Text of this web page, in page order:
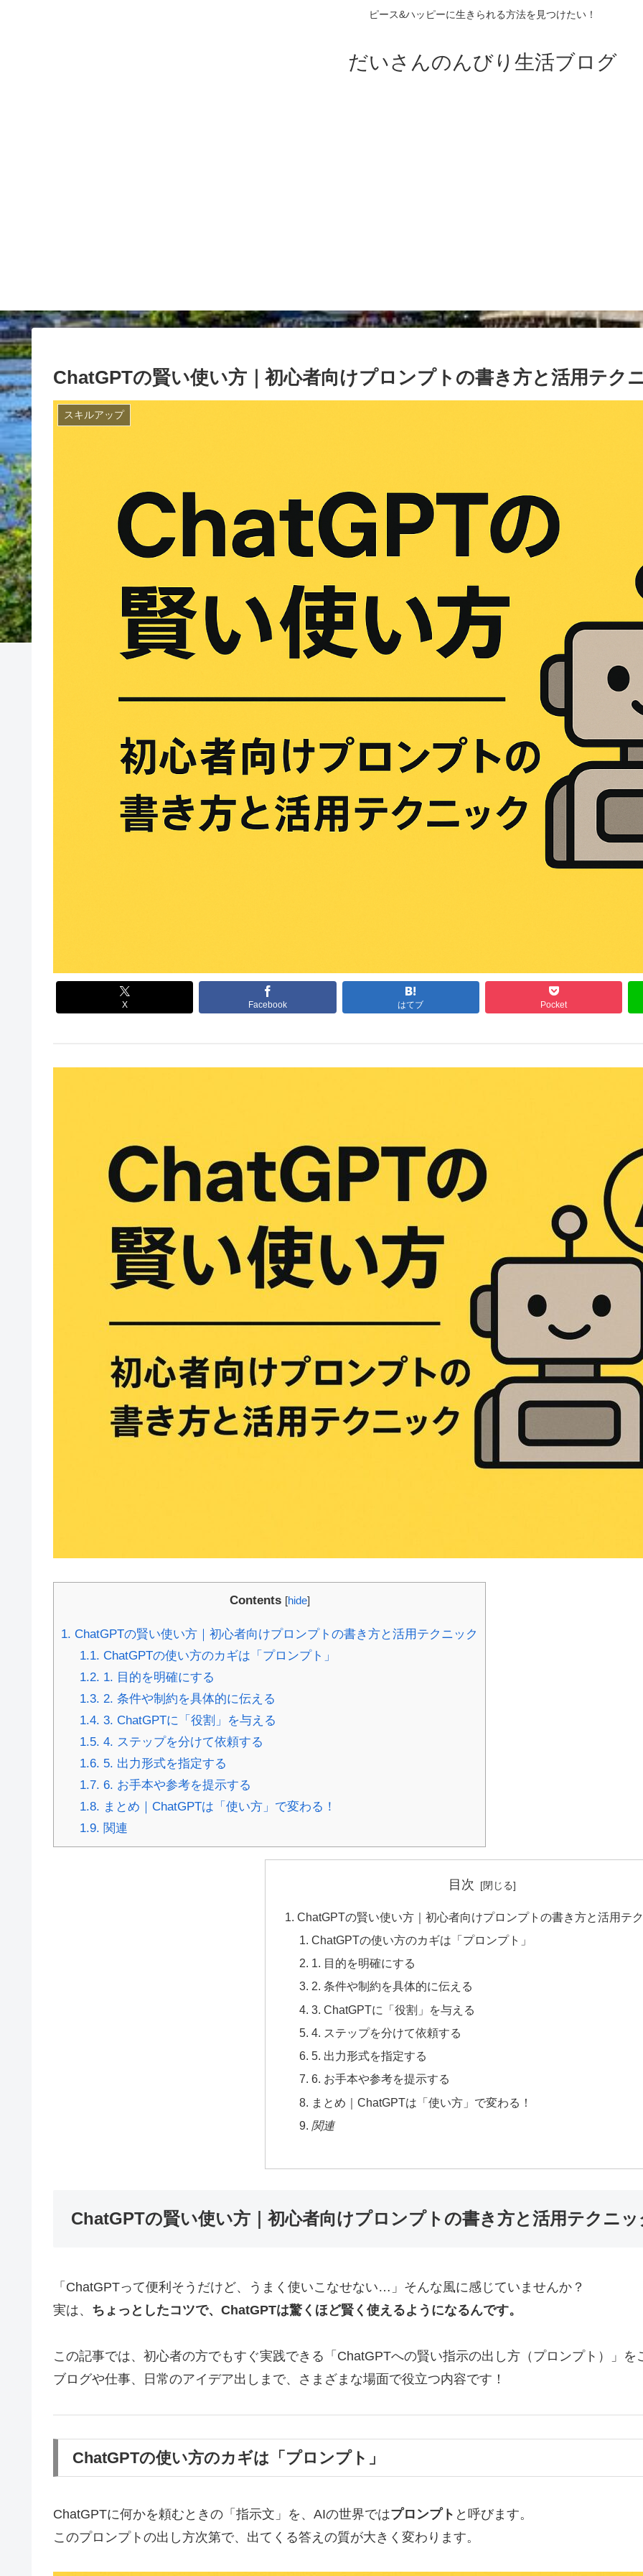
ピース&ハッピーに生きられる方法を見つけたい！
だいさんのんびり生活ブログ
ChatGPTの賢い使い方｜初心者向けプロンプトの書き方と活用テク
スキルアップ
X Facebook はてブ Pocket
Contents [hide]
1. ChatGPTの賢い使い方｜初心者向けプロンプトの書き方と活用テクニック
1.1. ChatGPTの使い方のカギは「プロンプト」
1.2. 1. 目的を明確にする
1.3. 2. 条件や制約を具体的に伝える
1.4. 3. ChatGPTに「役割」を与える
1.5. 4. ステップを分けて依頼する
1.6. 5. 出力形式を指定する
1.7. 6. お手本や参考を提示する
1.8. まとめ｜ChatGPTは「使い方」で変わる！
1.9. 関連
目次
ChatGPTの賢い使い方｜初心者向けプロンプトの書き方と活用テ
ChatGPTの使い方のカギは「プロンプト」
1. 目的を明確にする
2. 条件や制約を具体的に伝える
3. ChatGPTに「役割」を与える
4. ステップを分けて依頼する
5. 出力形式を指定する
6. お手本や参考を提示する
まとめ｜ChatGPTは「使い方」で変わる！
関連
ChatGPTの賢い使い方｜初心者向けプロンプトの書き方と活用テクニッ
「ChatGPTって便利そうだけど、うまく使いこなせない…」そんな風に感じていませんか？
実は、 ちょっとしたコツで、ChatGPTは驚くほど賢く使えるようになるんです。
この記事では、初心者の方でもすぐ実践できる「ChatGPTへの賢い指示の出し方（プロンプト）」を
ブログや仕事、日常のアイデア出しまで、さまざまな場面で役立つ内容です！
ChatGPTの使い方のカギは「プロンプト」
ChatGPTに何かを頼むときの「指示文」を、AIの世界ではプロンプト と呼びます。
このプロンプトの出し方次第で、出てくる答えの質が大きく変わります。